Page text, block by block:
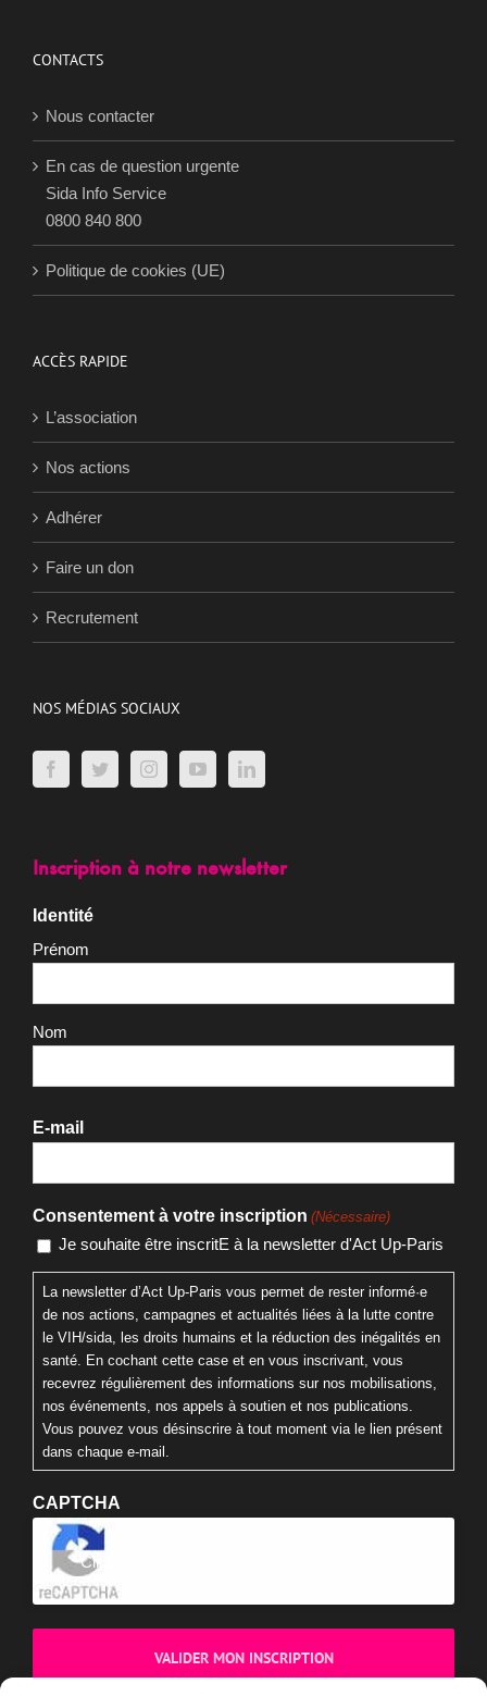
CONTACTS
Nous contacter
En cas de question urgente
Sida Info Service
0800 840 800
Politique de cookies (UE)
ACCÈS RAPIDE
L’association
Nos actions
Adhérer
Faire un don
Recrutement
NOS MÉDIAS SOCIAUX
Inscription à notre newsletter
Identité
Prénom
Nom
E-mail
Consentement à votre inscription (Nécessaire)
Je souhaite être inscritE à la newsletter d'Act Up-Paris
La newsletter d’Act Up-Paris vous permet de rester informé·e
de nos actions, campagnes et actualités liées à la lutte contre
le VIH/sida, les droits humains et la réduction des inégalités en
santé. En cochant cette case et en vous inscrivant, vous
recevrez régulièrement des informations sur nos mobilisations,
nos événements, nos appels à soutien et nos publications.
Vous pouvez vous désinscrire à tout moment via le lien présent
dans chaque e-mail.
CAPTCHA
Cliquez pour accepter la validation reCaptcha.